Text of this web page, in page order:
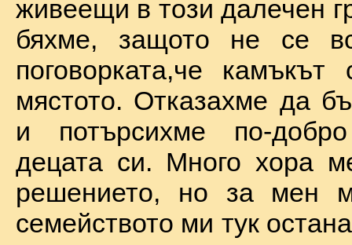
живеещи в този далечен
бяхме, защото не се
поговорката,че
мястото. Отказахме да
и потърсихме по-
децата си. Много хора
решението, но за мен
семейството ми тук